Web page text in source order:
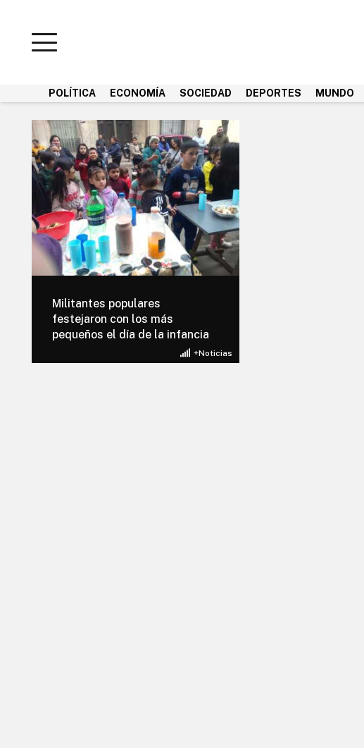
POLÍTICA ECONOMÍA SOCIEDAD DEPORTES MUNDO
+Noticias
Militantes populares
festejaron con los más
pequeños el día de la infancia